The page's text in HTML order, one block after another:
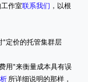
作室联系我们 ，以根
定价的托管集群层
用”来衡量成本具有误
所详细说明的那样，